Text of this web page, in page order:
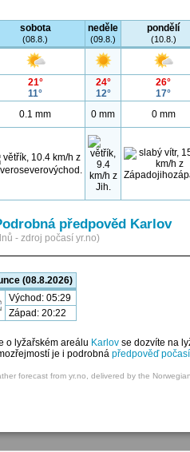
sobota
(08.8.)
neděle
(09.8.)
pondělí
(10.8.)
21°
11°
24°
12°
26°
17°
0.1 mm
0 mm 0 mm
předpověd Karlov
- zdroj počasí yr.no)
(08.8.2026)
Východ: 05:29
Západ: 20:22
o lyžařském areálu Karlov se dozvíte na
je i podrobná předpověď
forecast from yr.no, delivered by the